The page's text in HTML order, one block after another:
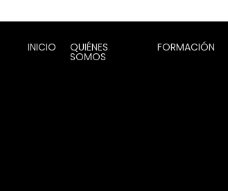
INICIO QUIÉNES
SOMOS
FORMACIÓN